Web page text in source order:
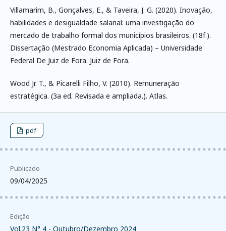
Villamarim, B., Gonçalves, E., & Taveira, J. G. (2020). Inovação,
habilidades e desigualdade salarial: uma investigação do
mercado de trabalho formal dos municípios brasileiros. (18f.).
Dissertação (Mestrado Economia Aplicada) – Universidade
Federal De Juiz de Fora. Juiz de Fora.
Wood Jr. T., & Picarelli Filho, V. (2010). Remuneração
estratégica. (3a ed. Revisada e ampliada.). Atlas.
pdf
Publicado
09/04/2025
Edição
Vol.23 N° 4 - Outubro/Dezembro 2024